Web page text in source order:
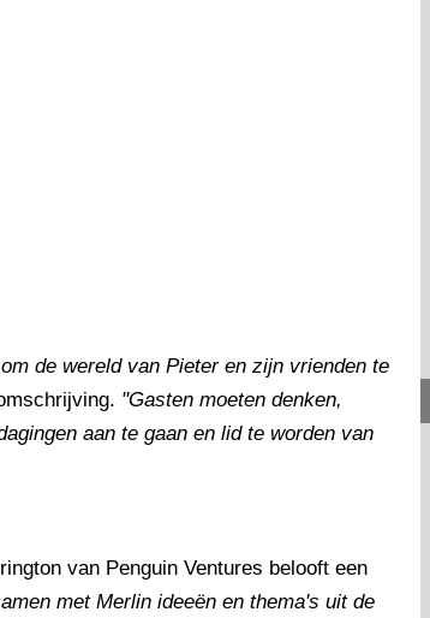
de wereld van Pieter en zijn vrienden te
"Gasten moeten denken,
aan te gaan en lid te worden van
van Penguin Ventures belooft een
met Merlin ideeën en thema's uit de